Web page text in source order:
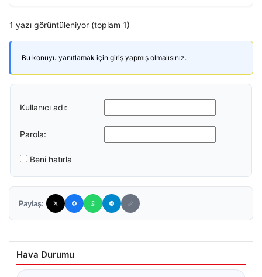
1 yazı görüntüleniyor (toplam 1)
Bu konuyu yanıtlamak için giriş yapmış olmalısınız.
Kullanıcı adı:
Parola:
Beni hatırla
Paylaş:
Hava Durumu